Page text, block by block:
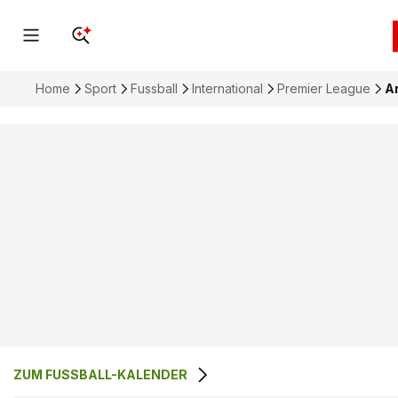
Home Sport Fussball International Premier League
ZUM FUSSBALL-KALENDER